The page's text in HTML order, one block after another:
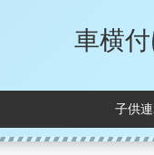
車横
子供